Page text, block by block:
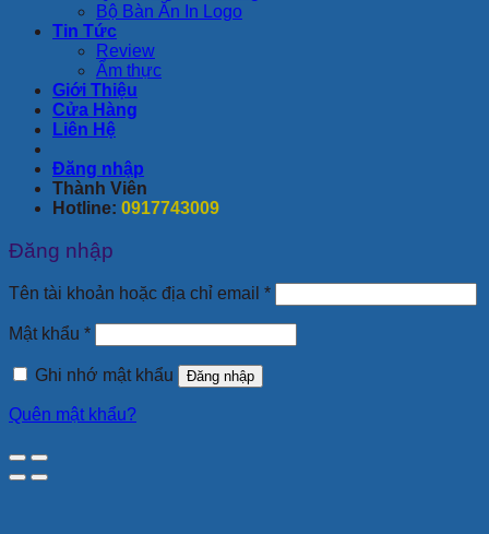
Bộ Bàn Ăn In Logo
Tin Tức
Review
Ẩm thực
Giới Thiệu
Cửa Hàng
Liên Hệ
Đăng nhập
Thành Viên
Hotline: 0917743009
Đăng nhập
Tên tài khoản hoặc địa chỉ email *Bắt
buộc
Mật khẩu *Bắt
buộc
Ghi nhớ mật khẩu
Đăng nhập
Quên mật khẩu?